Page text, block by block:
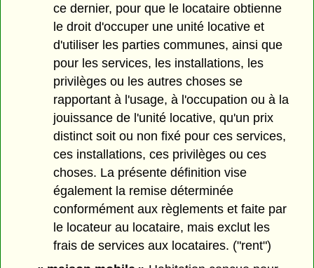
ce dernier, pour que le locataire obtienne
le droit d'occuper une unité locative et
d'utiliser les parties communes, ainsi que
pour les services, les installations, les
privilèges ou les autres choses se
rapportant à l'usage, à l'occupation ou à la
jouissance de l'unité locative, qu'un prix
distinct soit ou non fixé pour ces services,
ces installations, ces privilèges ou ces
choses. La présente définition vise
également la remise déterminée
conformément aux règlements et faite par
le locateur au locataire, mais exclut les
frais de services aux locataires. ("rent")